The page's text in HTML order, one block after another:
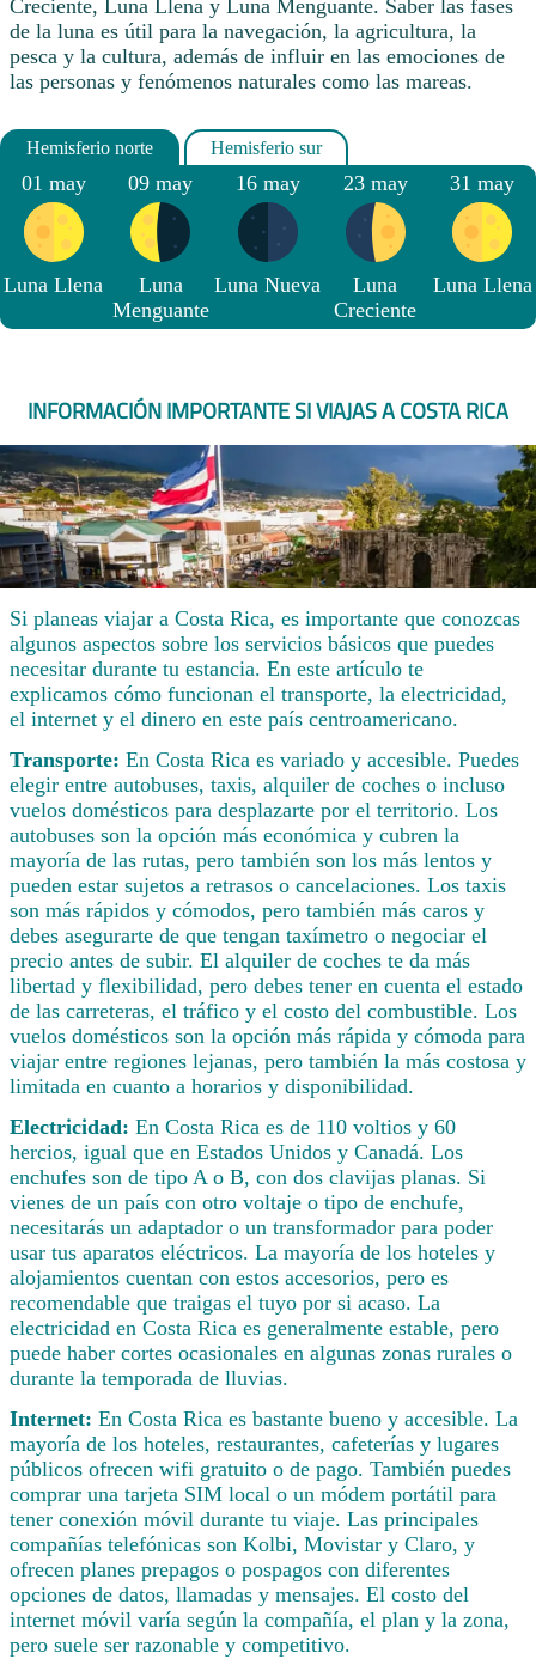
Creciente, Luna Llena y Luna Menguante. Saber las fases
de la luna es útil para la navegación, la agricultura, la
pesca y la cultura, además de influir en las emociones de
las personas y fenómenos naturales como las mareas.
01 may
Luna Llena
09 may
Luna
Menguante
16 may
Luna Nueva
23 may
Luna
Creciente
31 may
Luna Llena
INFORMACIÓN IMPORTANTE SI VIAJAS A COSTA RICA
Si planeas viajar a Costa Rica, es importante que conozcas
algunos aspectos sobre los servicios básicos que puedes
necesitar durante tu estancia. En este artículo te
explicamos cómo funcionan el transporte, la electricidad,
el internet y el dinero en este país centroamericano.
Transporte: En Costa Rica es variado y accesible. Puedes
elegir entre autobuses, taxis, alquiler de coches o incluso
vuelos domésticos para desplazarte por el territorio. Los
autobuses son la opción más económica y cubren la
mayoría de las rutas, pero también son los más lentos y
pueden estar sujetos a retrasos o cancelaciones. Los taxis
son más rápidos y cómodos, pero también más caros y
debes asegurarte de que tengan taxímetro o negociar el
precio antes de subir. El alquiler de coches te da más
libertad y flexibilidad, pero debes tener en cuenta el estado
de las carreteras, el tráfico y el costo del combustible. Los
vuelos domésticos son la opción más rápida y cómoda para
viajar entre regiones lejanas, pero también la más costosa y
limitada en cuanto a horarios y disponibilidad.
Electricidad: En Costa Rica es de 110 voltios y 60
hercios, igual que en Estados Unidos y Canadá. Los
enchufes son de tipo A o B, con dos clavijas planas. Si
vienes de un país con otro voltaje o tipo de enchufe,
necesitarás un adaptador o un transformador para poder
usar tus aparatos eléctricos. La mayoría de los hoteles y
alojamientos cuentan con estos accesorios, pero es
recomendable que traigas el tuyo por si acaso. La
electricidad en Costa Rica es generalmente estable, pero
puede haber cortes ocasionales en algunas zonas rurales o
durante la temporada de lluvias.
Internet: En Costa Rica es bastante bueno y accesible. La
mayoría de los hoteles, restaurantes, cafeterías y lugares
públicos ofrecen wifi gratuito o de pago. También puedes
comprar una tarjeta SIM local o un módem portátil para
tener conexión móvil durante tu viaje. Las principales
compañías telefónicas son Kolbi, Movistar y Claro, y
ofrecen planes prepagos o pospagos con diferentes
opciones de datos, llamadas y mensajes. El costo del
internet móvil varía según la compañía, el plan y la zona,
pero suele ser razonable y competitivo.